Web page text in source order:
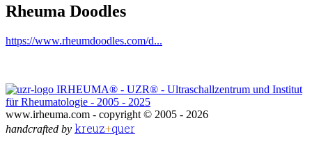
Rheuma Doodles
https://www.rheumdoodles.com/d...
IRHEUMA® - UZR® - Ultraschallzentrum und Institut
für Rheumatologie - 2005 - 2025
www.irheuma.com - copyright © 2005 - 2026
handcrafted by kreuz+quer